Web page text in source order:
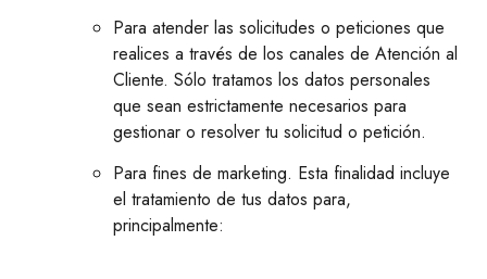
Para atender las solicitudes o peticiones que
realices a través de los canales de Atención al
Cliente. Sólo tratamos los datos personales
que sean estrictamente necesarios para
gestionar o resolver tu solicitud o petición.
Para fines de marketing. Esta finalidad incluye
el tratamiento de tus datos para,
principalmente: